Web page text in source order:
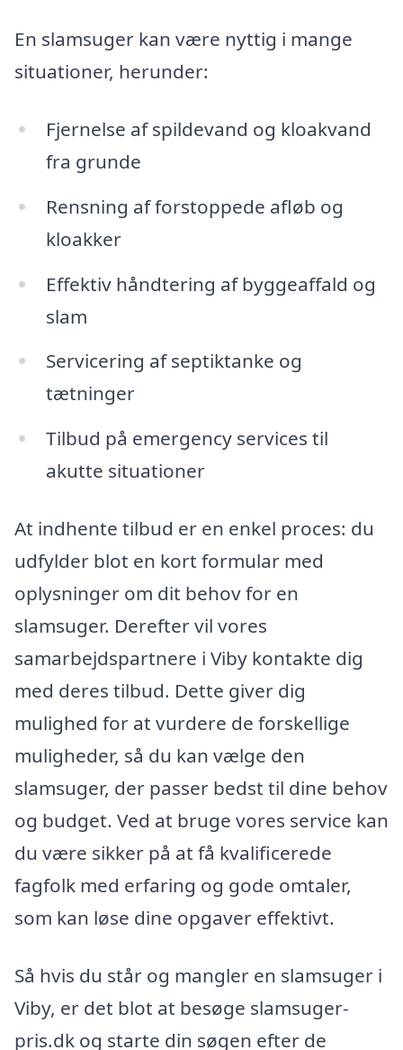
En slamsuger kan være nyttig i mange
situationer, herunder:
Fjernelse af spildevand og kloakvand
fra grunde
Rensning af forstoppede afløb og
kloakker
Effektiv håndtering af byggeaffald og
slam
Servicering af septiktanke og
tætninger
Tilbud på emergency services til
akutte situationer
At indhente tilbud er en enkel proces: du
udfylder blot en kort formular med
oplysninger om dit behov for en
slamsuger. Derefter vil vores
samarbejdspartnere i Viby kontakte dig
med deres tilbud. Dette giver dig
mulighed for at vurdere de forskellige
muligheder, så du kan vælge den
slamsuger, der passer bedst til dine behov
og budget. Ved at bruge vores service kan
du være sikker på at få kvalificerede
fagfolk med erfaring og gode omtaler,
som kan løse dine opgaver effektivt.
Så hvis du står og mangler en slamsuger i
Viby, er det blot at besøge slamsuger-
pris.dk og starte din søgen efter de